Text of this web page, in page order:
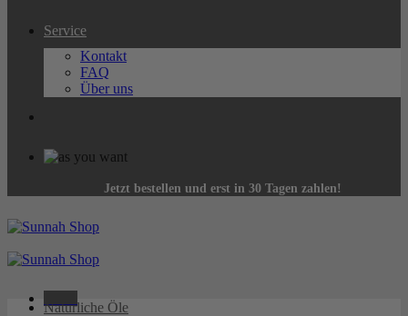
Service
Kontakt
FAQ
Über uns
Jetzt bestellen und erst in 30 Tagen zahlen!
Natürliche Öle